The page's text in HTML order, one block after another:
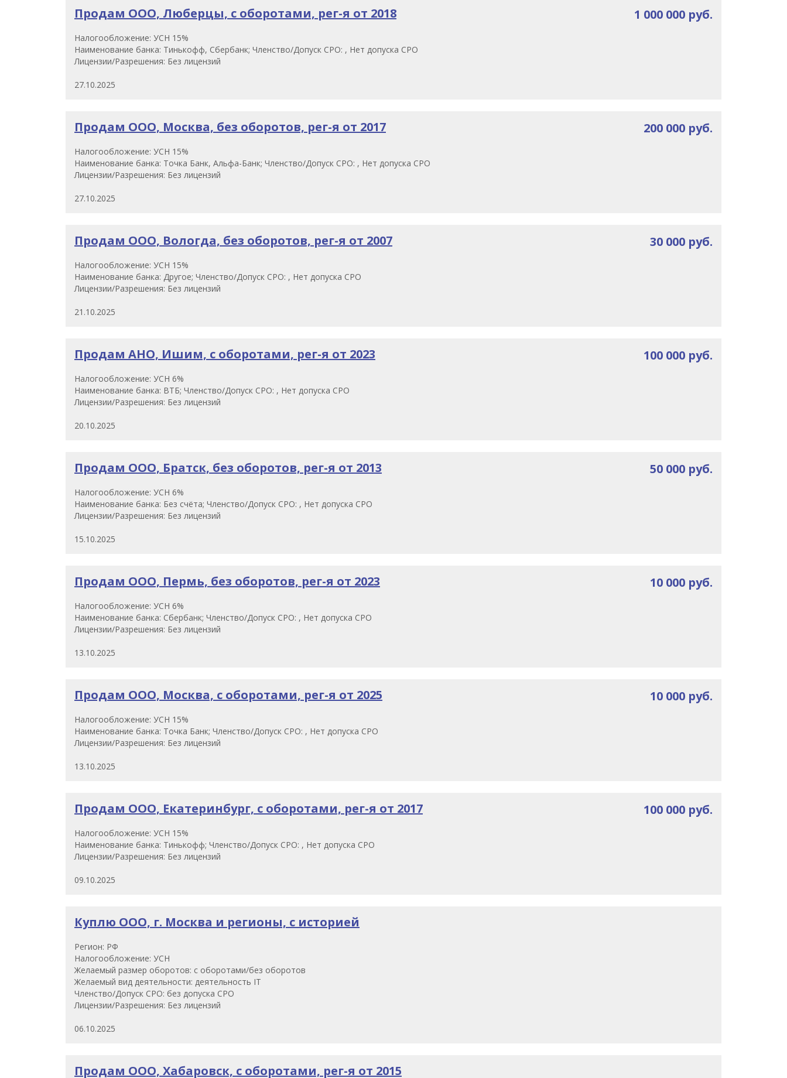
Продам ООО, Люберцы, с оборотами, рег-я от 2018 1 000 000 руб.
Налогообложение: УСН 15%
Наименование банка: Тинькофф, Сбербанк; Членство/Допуск СРО: , Нет допуска СРО
Лицензии/Разрешения: Без лицензий
27.10.2025
Продам ООО, Москва, без оборотов, рег-я от 2017 200 000 руб.
Налогообложение: УСН 15%
Наименование банка: Точка Банк, Альфа-Банк; Членство/Допуск СРО: , Нет допуска СРО
Лицензии/Разрешения: Без лицензий
27.10.2025
Продам ООО, Вологда, без оборотов, рег-я от 2007 30 000 руб.
Налогообложение: УСН 15%
Наименование банка: Другое; Членство/Допуск СРО: , Нет допуска СРО
Лицензии/Разрешения: Без лицензий
21.10.2025
Продам АНО, Ишим, с оборотами, рег-я от 2023 100 000 руб.
Налогообложение: УСН 6%
Наименование банка: ВТБ; Членство/Допуск СРО: , Нет допуска СРО
Лицензии/Разрешения: Без лицензий
20.10.2025
Продам ООО, Братск, без оборотов, рег-я от 2013 50 000 руб.
Налогообложение: УСН 6%
Наименование банка: Без счёта; Членство/Допуск СРО: , Нет допуска СРО
Лицензии/Разрешения: Без лицензий
15.10.2025
Продам ООО, Пермь, без оборотов, рег-я от 2023 10 000 руб.
Налогообложение: УСН 6%
Наименование банка: Сбербанк; Членство/Допуск СРО: , Нет допуска СРО
Лицензии/Разрешения: Без лицензий
13.10.2025
Продам ООО, Москва, с оборотами, рег-я от 2025 10 000 руб.
Налогообложение: УСН 15%
Наименование банка: Точка Банк; Членство/Допуск СРО: , Нет допуска СРО
Лицензии/Разрешения: Без лицензий
13.10.2025
Продам ООО, Екатеринбург, с оборотами, рег-я от 2017 100 000 руб.
Налогообложение: УСН 15%
Наименование банка: Тинькофф; Членство/Допуск СРО: , Нет допуска СРО
Лицензии/Разрешения: Без лицензий
09.10.2025
Куплю ООО, г. Москва и регионы, с историей
Регион: РФ
Налогообложение: УСН
Желаемый размер оборотов: с оборотами/без оборотов
Желаемый вид деятельности: деятельность IT
Членство/Допуск СРО: без допуска СРО
Лицензии/Разрешения: Без лицензий
06.10.2025
Продам ООО, Хабаровск, с оборотами, рег-я от 2015